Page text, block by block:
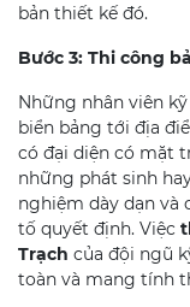
bản thiết kế đó.
Bước 3: Thi công
Những nhân viên
biển bảng tới địa
có đại diện có mặt
những phát sinh
nghiệm dày dạn và
tố quyết định. Việc
Trạch của đội ngũ
toàn và mang tính